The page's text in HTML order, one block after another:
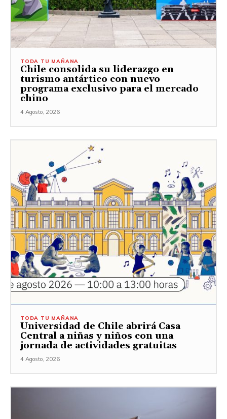
TODA TU MAÑANA
Chile consolida su liderazgo en
turismo antártico con nuevo
programa exclusivo para el mercado
chino
4 Agosto, 2026
TODA TU MAÑANA
Universidad de Chile abrirá Casa
Central a niñas y niños con una
jornada de actividades gratuitas
4 Agosto, 2026